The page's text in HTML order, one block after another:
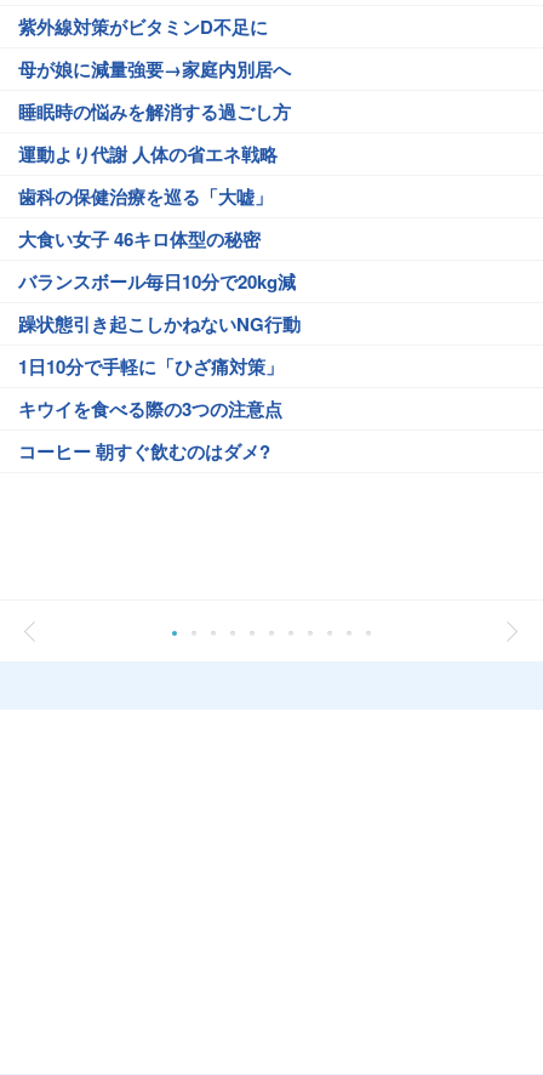
紫外線対策がビタミンD不足に
母が娘に減量強要→家庭内別居へ
睡眠時の悩みを解消する過ごし方
運動より代謝 人体の省エネ戦略
歯科の保健治療を巡る「大嘘」
大食い女子 46キロ体型の秘密
バランスボール毎日10分で20kg減
躁状態引き起こしかねないNG行動
1日10分で手軽に「ひざ痛対策」
キウイを食べる際の3つの注意点
コーヒー 朝すぐ飲むのはダメ?